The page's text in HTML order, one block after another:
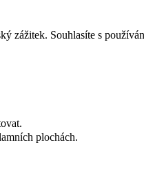
zážitek. Souhlasíte s
plochách.